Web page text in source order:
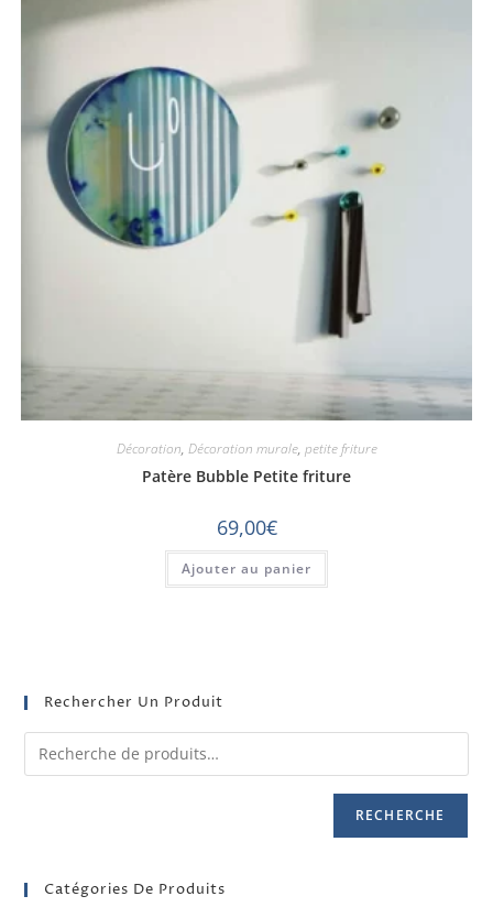
Décoration, Décoration murale, petite friture
Patère Bubble Petite friture
69,00€
Ajouter au panier
Rechercher Un Produit
RECHERCHE
Catégories De Produits